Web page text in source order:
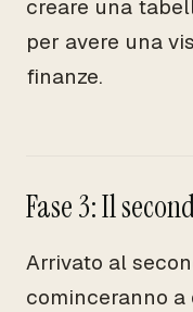
creare una
per avere una
finanze.
Fase 3: Il
Arrivato al
cominceranno